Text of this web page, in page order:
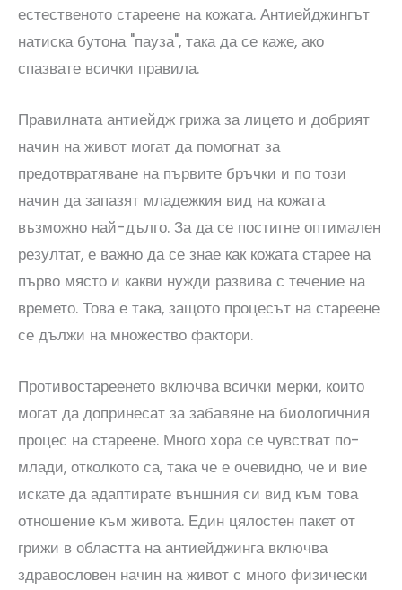
естественото стареене на кожата. Антиейджингът
натиска бутона "пауза", така да се каже, ако
спазвате всички правила.
Правилната антиейдж грижа за лицето и добрият
начин на живот могат да помогнат за
предотвратяване на първите бръчки и по този
начин да запазят младежкия вид на кожата
възможно най-дълго. За да се постигне оптимален
резултат, е важно да се знае как кожата старее на
първо място и какви нужди развива с течение на
времето. Това е така, защото процесът на стареене
се дължи на множество фактори.
Противостареенето включва всички мерки, които
могат да допринесат за забавяне на биологичния
процес на стареене. Много хора се чувстват по-
млади, отколкото са, така че е очевидно, че и вие
искате да адаптирате външния си вид към това
отношение към живота. Един цялостен пакет от
грижи в областта на антиейджинга включва
здравословен начин на живот с много физически